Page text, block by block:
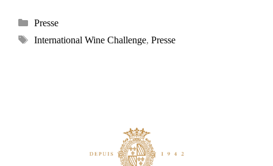
Categories
Presse
Tags
International Wine Challenge, Presse